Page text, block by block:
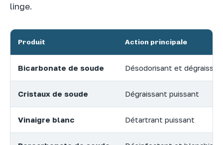
linge.
Produit Action principale
Bicarbonate de soude Désodorisant et
Cristaux de soude Dégraissant puissant
Vinaigre blanc Détartrant puissant